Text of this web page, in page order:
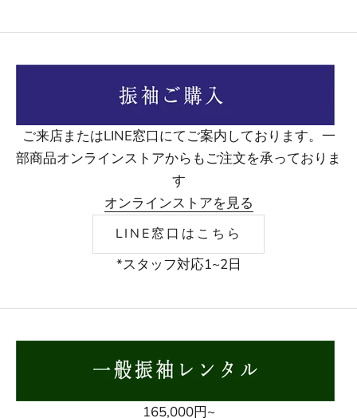
ご来店またはLINE窓口にてご案内しております。一
部商品オンラインストアからもご注文を承っておりま
す
オンラインストアを見る
LINE窓口はこちら
*スタッフ対応1~2日
165,000円~